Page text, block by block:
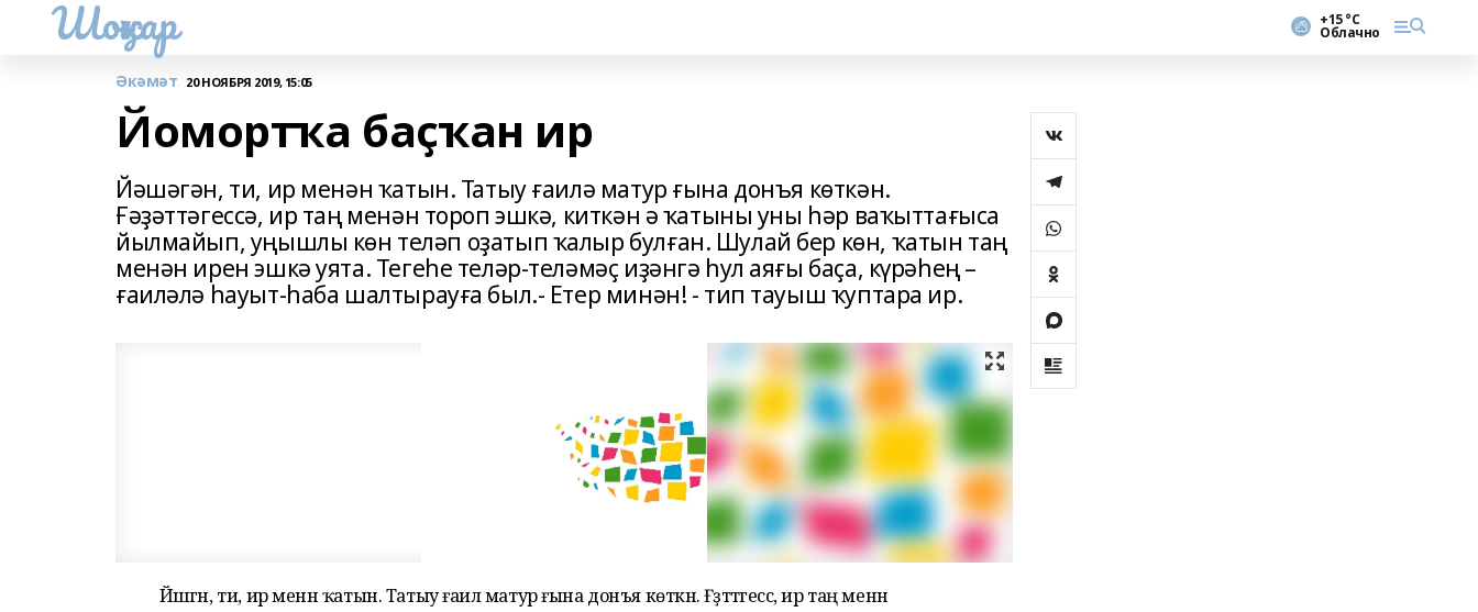
Шоңҡар +15 °С
Облачно
Әкәмәт 20 НОЯБРЯ 2019, 15:05
Йомортҡа баҫҡан ир
Йәшәгән, ти, ир менән ҡатын. Татыу ғаилә матур ғына донъя көткән.
Ғәҙәттәгессә, ир таң менән тороп эшкә, киткән ә ҡатыны уны һәр ваҡыттағыса
йылмайып, уңышлы көн теләп оҙатып ҡалыр булған. Шулай бер көн, ҡатын таң
менән ирен эшкә уята. Тегеһе теләр-теләмәҫ иҙәнгә һул аяғы баҫа, күрәһең –
ғаиләлә һауыт-һаба шалтырауға был.- Етер минән! - тип тауыш ҡуптара ир.
Йәшәгән, ти, ир менән ҡатын. Татыу ғаилә матур ғына донъя көткән. Ғәҙәттәгессә, ир таң менән